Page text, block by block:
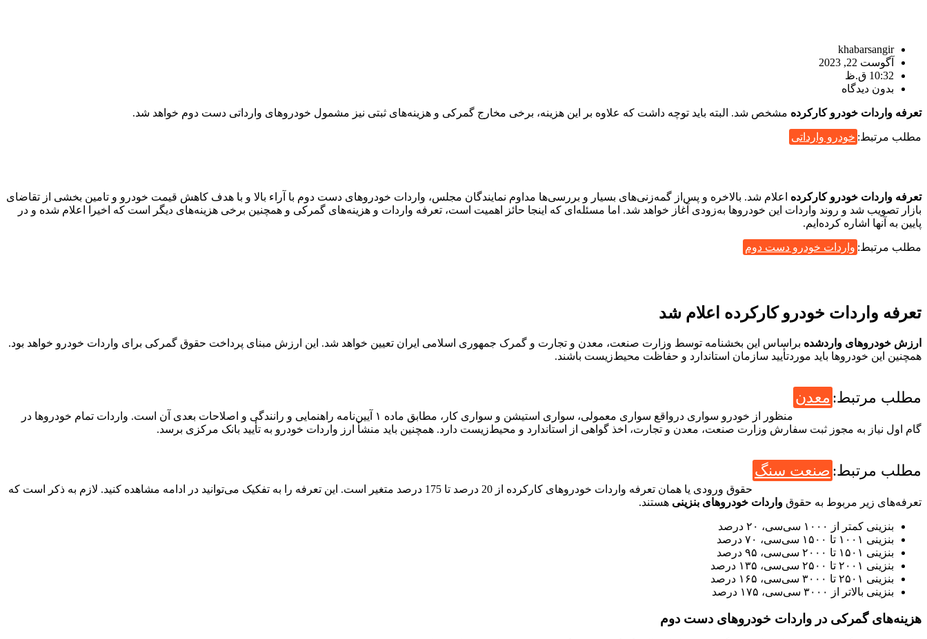
khabarsangir
آگوست 22, 2023
10:32 ق.ظ
بدون دیدگاه
تعرفه واردات خودرو کارکرده مشخص شد. البته باید توچه داشت که علاوه بر این هزینه، برخی مخارج گمرکی و هزینه‌های ثبتی نیز مشمول خودروهای وارداتی دست دوم خواهد شد.
مطلب مرتبط: خودرو وارداتی
تعرفه واردات خودرو کارکرده اعلام شد. بالاخره و پس‌از گمه‌زنی‌های بسیار و بررسی‌ها مداوم نمایندگان مجلس، واردات خودروهای دست دوم با آراء بالا و با هدف کاهش قیمت خودرو و تامین بخشی از تقاضای
بازار تصویب شد و روند واردات این خودروها به‌زودی آغاز خواهد شد. اما مسئله‌ای که اینجا حائز اهمیت است، تعرفه واردات و هزینه‌های گمرکی و همچنین برخی هزینه‌های دیگر است که اخیرا اعلام شده و در
پایین به آنها اشاره کرده‌ایم.
مطلب مرتبط: واردات خودرو دست دوم
تعرفه واردات خودرو کارکرده اعلام شد
ارزش خودروهای واردشده براساس این بخشنامه توسط وزارت صنعت، معدن و تجارت و گمرک جمهوری اسلامی ایران تعیین خواهد شد. این ارزش مبنای پرداخت حقوق گمرکی برای واردات خودرو خواهد بود.
همچنین این خودروها باید موردتأیید سازمان استاندارد و حفاظت محیط‌زیست باشند.
مطلب مرتبط: معدن
منظور از خودرو سواری درواقع سواری معمولی، سواری استیشن و سواری کار، مطابق ماده ۱ آیین‌نامه راهنمایی و رانندگی و اصلاحات بعدی آن است. واردات تمام خودروها در
گام اول نیاز به مجوز ثبت سفارش وزارت صنعت، معدن و تجارت، اخذ گواهی از استاندارد و محیط‌زیست دارد. همچنین باید منشأ ارز واردات خودرو به تأیید بانک مرکزی برسد.
مطلب مرتبط: صنعت سنگ
حقوق ورودی یا همان تعرفه واردات خودروهای کارکرده از 20 درصد تا 175 درصد متغیر است. این تعرفه را به تفکیک می‌توانید در ادامه مشاهده کنید. لازم به ذکر است که
تعرفه‌های زیر مربوط به حقوق واردات خودروهای بنزینی هستند.
بنزینی کمتر از ۱۰۰۰ سی‌سی، ۲۰ درصد
بنزینی ۱۰۰۱ تا ۱۵۰۰ سی‌سی، ۷۰ درصد
بنزینی ۱۵۰۱ تا ۲۰۰۰ سی‌سی، ۹۵ درصد
بنزینی ۲۰۰۱ تا ۲۵۰۰ سی‌سی، ۱۳۵ درصد
بنزینی ۲۵۰۱ تا ۳۰۰۰ سی‌سی، ۱۶۵ درصد
بنزینی بالاتر از ۳۰۰۰ سی‌سی، ۱۷۵ درصد
هزینه‌های گمرکی در واردات خودروهای دست دوم